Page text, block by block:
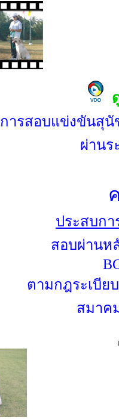
การสอบแข่งขันสุ
ผ่าน
ประสบก
สอบผ่านห
ตามกฎระเบียบ
สมาค